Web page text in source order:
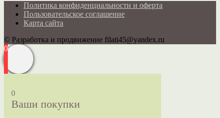
Политика конфиденциальности и оферта
Пользовательское соглашение
Карта сайта
© Разработка и продвижение filati45@yandex.ru
0
0
Ваши покупки